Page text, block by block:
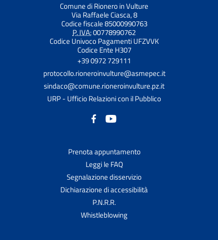
Comune di Rionero in Vulture
Via Raffaele Ciasca, 8
Codice fiscale 85000990763
P. IVA:00778990762
Codice Univoco Pagamenti UFZVVK
Codice Ente H307
+39 0972 729111
protocollo.rioneroinvulture@asmepec.it
sindaco@comune.rioneroinvulture.pz.it
URP - Ufficio Relazioni con il Pubblico
Prenota appuntamento
Leggi le FAQ
Segnalazione disservizio
Dichiarazione di accessibilità
P.N.R.R.
Whistleblowing